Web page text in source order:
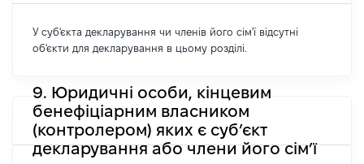
У суб'єкта декларування чи членів його сім'ї відсутні
об'єкти для декларування в цьому розділі.
9. Юридичні особи, кінцевим
бенефіціарним власником
(контролером) яких є суб’єкт
декларування або члени його сім’ї